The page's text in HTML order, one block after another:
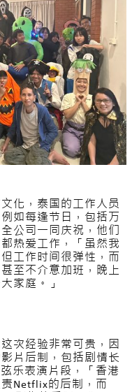
化，泰国的工作人员
如每逢节日，包括万
公司一同庆祝，他们
热爱工作，「虽然我
工作时间很弹性，而
至不介意加班，晚上
家庭。」
次经验非常可贵，因
片后制，包括剧情长
乐表演片段，「香港
Netflix的后制，而